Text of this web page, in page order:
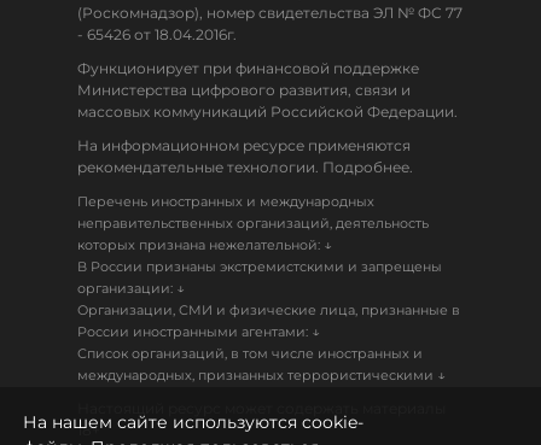
(Роскомнадзор), номер свидетельства ЭЛ № ФС 77
- 65426 от 18.04.2016г.
Функционирует при финансовой поддержке
Министерства цифрового развития, связи и
массовых коммуникаций Российской Федерации.
На информационном ресурсе применяются
рекомендательные технологии. Подробнее.
Перечень иностранных и международных
неправительственных организаций, деятельность
которых признана нежелательной: ↓
В России признаны экстремистскими и запрещены
организации: ↓
Организации, СМИ и физические лица, признанные в
России иностранными агентами: ↓
Список организаций, в том числе иностранных и
международных, признанных террористическими ↓
18+
На нашем сайте используются cookie-